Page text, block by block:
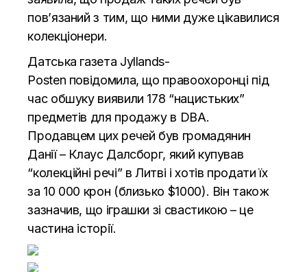
пов’язаний з тим, що ними дуже цікавилися
колекціонери.
Датська газета Jyllands-
Posten повідомила, що правоохоронці під
час обшуку виявили 178 “нацистьких”
предметів для продажу в DBA.
Продавцем цих речей був громадянин
Данії – Клаус Далсборг, який купував
“колекційні речі” в Литві і хотів продати їх
за 10 000 крон (близько $1000). Він також
зазначив, що іграшки зі свастикою – це
частина історії.